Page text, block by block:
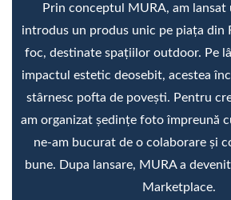
Prin conceptul MURA, am lansat
introdus un produs unic pe piața din
foc, destinate spațiilor outdoor. Pe
impactul estetic deosebit, acestea
stârnesc pofta de povești. Pentru
am organizat ședințe foto împreună
ne-am bucurat de o colaborare și
bune. Dupa lansare, MURA a
Marketplace.